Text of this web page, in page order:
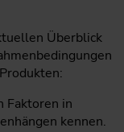
Überblick
Faktoren in
kennen.